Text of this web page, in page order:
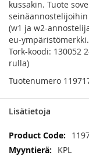
kussakin. Tuote
(w1 ja w2-
eu-ympäristömerkki.
Tork-koodi: 130052
rulla)
Tuotenumero
Lisätietoja
Lisätietoja
KPL